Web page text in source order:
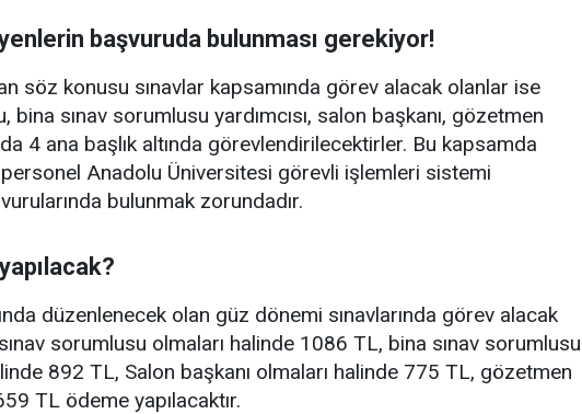
başvuruda bulunması gerekiyor!
söz konusu sınavlar kapsamında görev alacak olanlar ise
bina sınav sorumlusu yardımcısı, salon başkanı, gözetmen
4 ana başlık altında görevlendirilecektirler. Bu kapsamda
Anadolu Üniversitesi görevli işlemleri sistemi
bulunmak zorundadır.
düzenlenecek olan güz dönemi sınavlarında görev alacak
sorumlusu olmaları halinde 1086 TL, bina sınav sorumlusu
892 TL, Salon başkanı olmaları halinde 775 TL, gözetmen
TL ödeme yapılacaktır.